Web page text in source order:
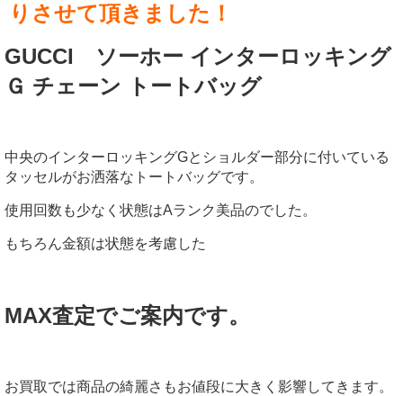
りさせて頂きました！
GUCCI ソーホー インターロッキング
Ｇ チェーン トートバッグ
中央のインターロッキングGとショルダー部分に付いている
タッセルがお洒落なトートバッグです。
使用回数も少なく状態はAランク美品のでした。
もちろん金額は状態を考慮した
MAX査定でご案内です。
お買取では商品の綺麗さもお値段に大きく影響してきます。